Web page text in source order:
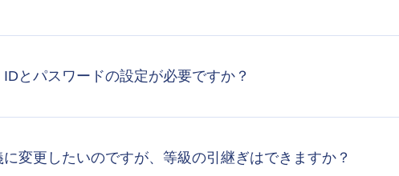
とパスワードの設定が必要ですか？
変更したいのですが、等級の引継ぎはできますか？